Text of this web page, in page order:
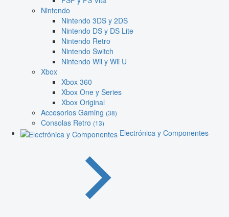
Nintendo
Nintendo 3DS y 2DS
Nintendo DS y DS Lite
Nintendo Retro
Nintendo Switch
Nintendo Wii y Wii U
Xbox
Xbox 360
Xbox One y Series
Xbox Original
Accesorios Gaming (38)
Consolas Retro (13)
Electrónica y Componentes